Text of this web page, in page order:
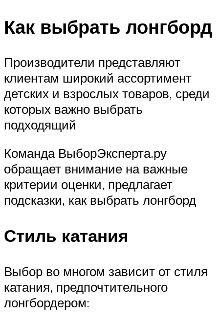
Как выбрать лонгборд
Производители представляют
клиентам широкий ассортимент
детских и взрослых товаров, среди
которых важно выбрать
подходящий
Команда ВыборЭксперта.ру
обращает внимание на важные
критерии оценки, предлагает
подсказки, как выбрать лонгборд
Стиль катания
Выбор во многом зависит от стиля
катания, предпочтительного
лонгбордером: